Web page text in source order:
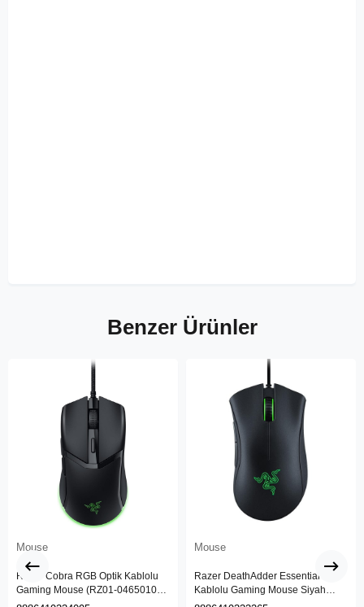
Benzer Ürünler
Mouse
Razer Cobra RGB Optik Kablolu
Gaming Mouse (RZ01-04650100-
R3M1)
Mouse
Razer DeathAdder Essential
Kablolu Gaming Mouse Siyah
(RZ01-03850100-R3M1)